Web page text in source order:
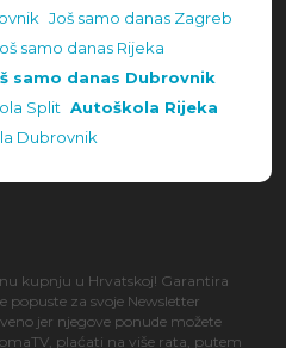
Još samo danas Zagreb
samo danas Rijeka
samo danas Dubrovnik
Split Autoškola Rijeka
Dubrovnik
kupnju u Hrvatskoj! Garantira
popuste za svoje Newsletter
jer njegove ponude možete
plaćati na više rata, putem